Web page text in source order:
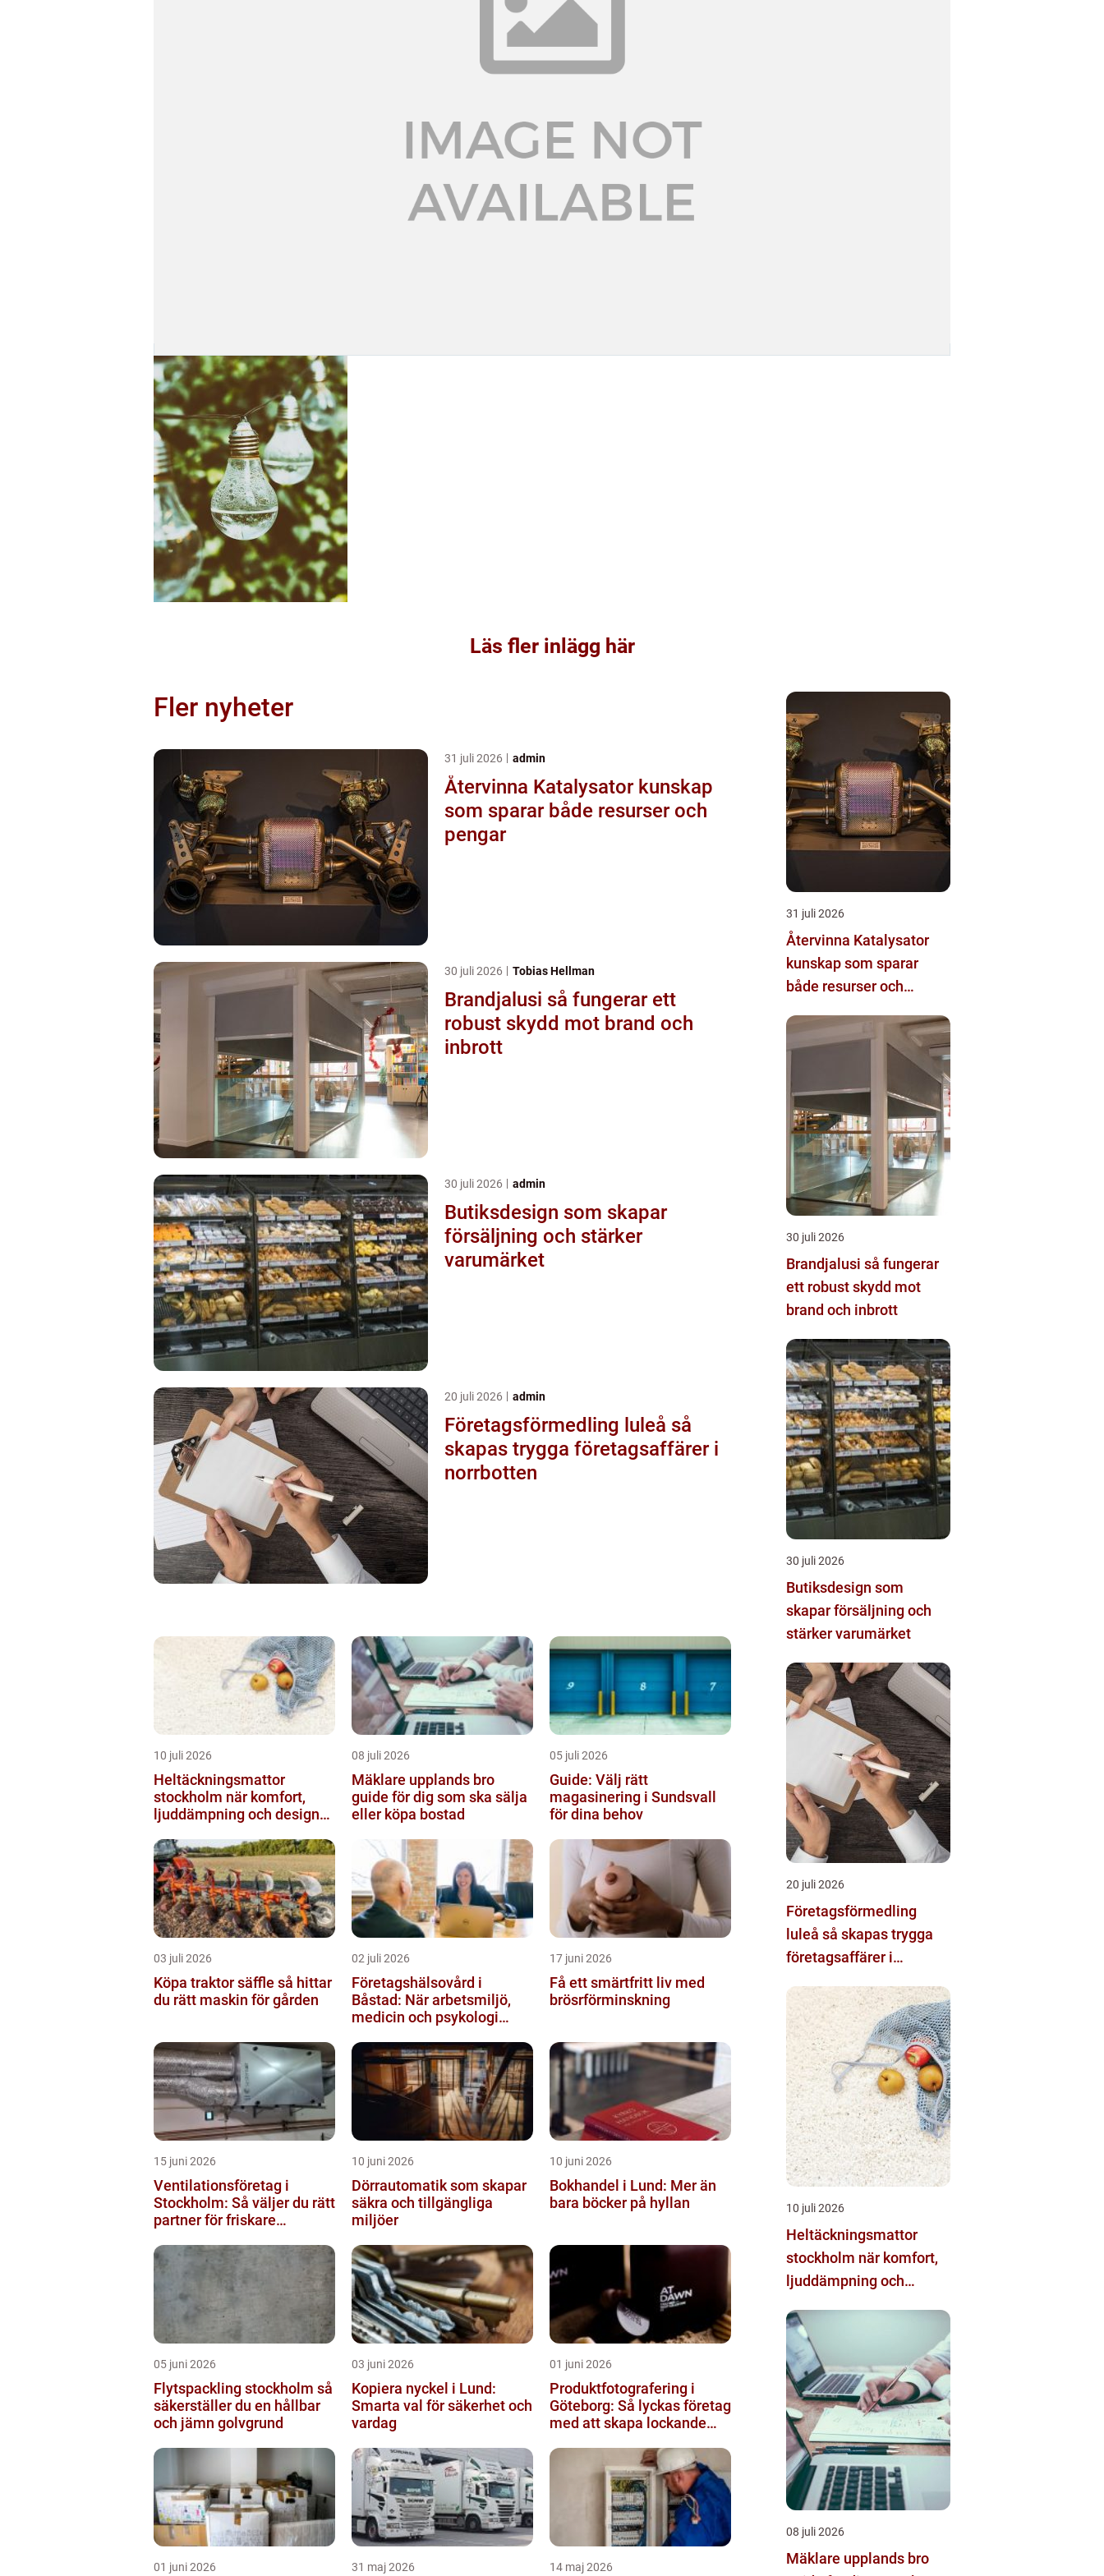
Läs fler inlägg här
Fler nyheter
31 juli 2026 admin
Återvinna Katalysator kunskap
som sparar både resurser och
pengar
30 juli 2026 Tobias Hellman
Brandjalusi så fungerar ett
robust skydd mot brand och
inbrott
30 juli 2026 admin
Butiksdesign som skapar
försäljning och stärker
varumärket
20 juli 2026 admin
Företagsförmedling luleå så
skapas trygga företagsaffärer i
norrbotten
10 juli 2026
Heltäckningsmattor
stockholm när komfort,
ljuddämpning och design
08 juli 2026
Mäklare upplands bro
guide för dig som ska sälja
eller köpa bostad
05 juli 2026
Guide: Välj rätt
magasinering i Sundsvall
för dina behov
03 juli 2026
Köpa traktor säffle så hittar
du rätt maskin för gården
02 juli 2026
Företagshälsovård i
Båstad: När arbetsmiljö,
medicin och psykologi
17 juni 2026
Få ett smärtfritt liv med
brösrförminskning
15 juni 2026
Ventilationsföretag i
Stockholm: Så väljer du rätt
partner för friskare
10 juni 2026
Dörrautomatik som skapar
säkra och tillgängliga
miljöer
10 juni 2026
Bokhandel i Lund: Mer än
bara böcker på hyllan
05 juni 2026
Flytspackling stockholm så
säkerställer du en hållbar
och jämn golvgrund
03 juni 2026
Kopiera nyckel i Lund:
Smarta val för säkerhet och
vardag
01 juni 2026
Produktfotografering i
Göteborg: Så lyckas företag
med att skapa lockande
01 juni 2026 31 maj 2026 14 maj 2026
31 juli 2026
Återvinna Katalysator
kunskap som sparar
både resurser och
30 juli 2026
Brandjalusi så fungerar
ett robust skydd mot
brand och inbrott
30 juli 2026
Butiksdesign som
skapar försäljning och
stärker varumärket
20 juli 2026
Företagsförmedling
luleå så skapas trygga
företagsaffärer i
10 juli 2026
Heltäckningsmattor
stockholm när komfort,
ljuddämpning och
08 juli 2026
Mäklare upplands bro